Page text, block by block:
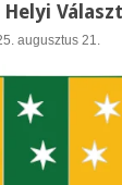
augusztus 21.